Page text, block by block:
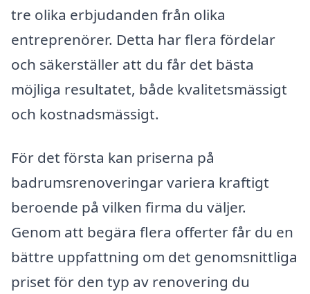
tre olika erbjudanden från olika
entreprenörer. Detta har flera fördelar
och säkerställer att du får det bästa
möjliga resultatet, både kvalitetsmässigt
och kostnadsmässigt.
För det första kan priserna på
badrumsrenoveringar variera kraftigt
beroende på vilken firma du väljer.
Genom att begära flera offerter får du en
bättre uppfattning om det genomsnittliga
priset för den typ av renovering du